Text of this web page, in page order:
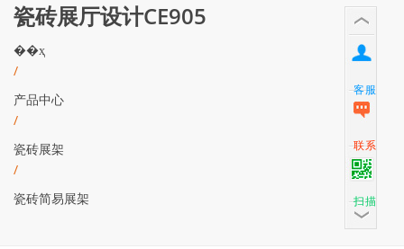
瓷砖展厅设计CE905
��ҳ
/
产品中心
/
瓷砖展架
/
瓷砖简易展架
客服
联系
扫描